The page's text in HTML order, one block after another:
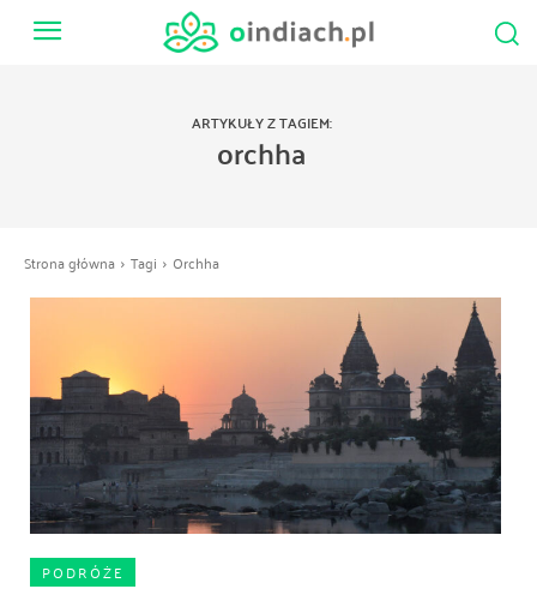
ARTYKUŁY Z TAGIEM:
orchha
Strona główna Tagi Orchha
PODRÓŻE